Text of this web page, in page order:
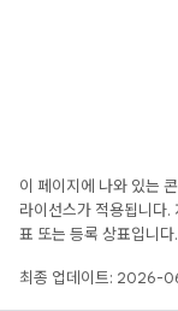
이 페이지에 나와 있는
라이선스가 적용됩니
표 또는 등록 상표입니다.
최종 업데이트: 2026-